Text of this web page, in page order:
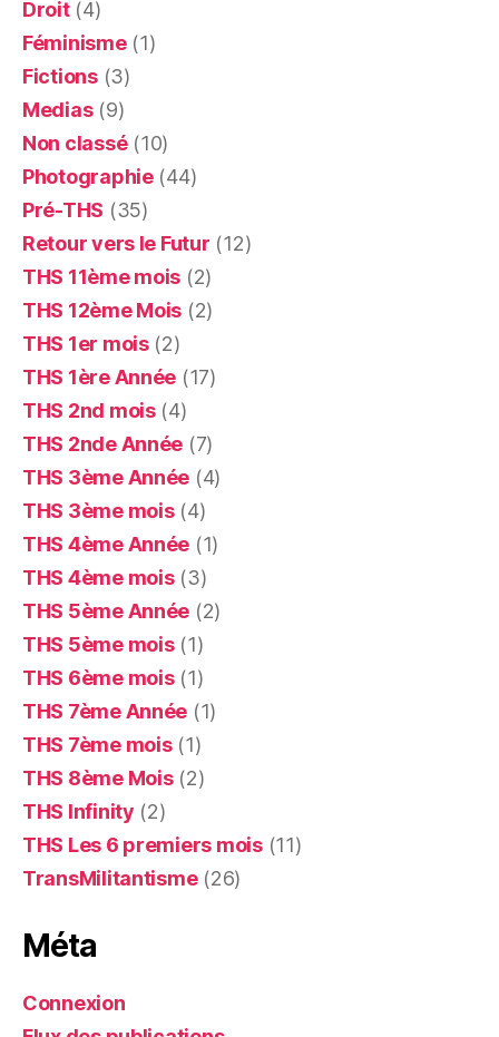
Droit(4)
Féminisme(1)
Fictions(3)
Medias(9)
Non classé(10)
Photographie(44)
Pré-THS (35)
Retour vers le Futur (12)
THS 11ème mois (2)
THS 12ème Mois (2)
THS 1er mois(2)
THS 1ère Année (17)
THS 2nd mois(4)
THS 2nde Année (7)
THS 3ème Année (4)
THS 3ème mois(4)
THS 4ème Année (1)
THS 4ème mois(3)
THS 5ème Année (2)
THS 5ème mois(1)
THS 6ème mois(1)
THS 7ème Année (1)
THS 7ème mois(1)
THS 8ème Mois(2)
THS Infinity (2)
THS Les 6 premiers mois(11)
TransMilitantisme(26)
Méta
Connexion